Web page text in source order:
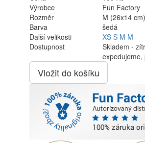
Výrobce
Fun Factory
Rozměr
M (26x14 cm)
Barva
šedá
Další velikosti
XSS M M
Dostupnost
Skladem -
expedujeme,
Vložit do košíku